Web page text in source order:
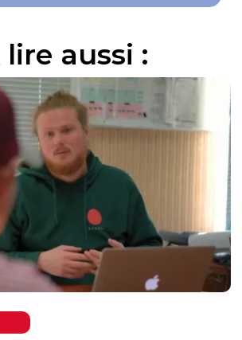
lire aussi :